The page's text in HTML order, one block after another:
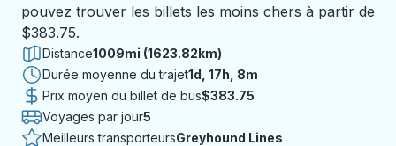
pouvez trouver les billets les moins chers à partir de
$383.75.
Distance1009mi (1623.82km)
Durée moyenne du trajet1 jour 17 heures 8 minutes
1d, 17h, 8m
Prix moyen du billet de bus$383.75
Voyages par jour5
Meilleurs transporteursGreyhound Lines